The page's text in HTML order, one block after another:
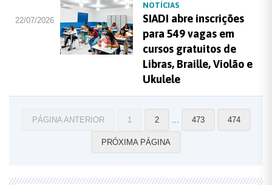
22/07/2026
NOTÍCIAS
SIADI abre inscrições
para 549 vagas em
cursos gratuitos de
Libras, Braille, Violão e
Ukulele
PÁGINA ANTERIOR 1 2 473 474
PRÓXIMA PÁGINA